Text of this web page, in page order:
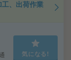
、出荷作業
気になる!